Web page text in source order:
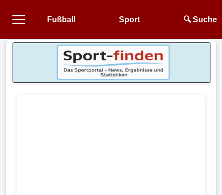
Fußball Sport 🔍 Suche
Startseite